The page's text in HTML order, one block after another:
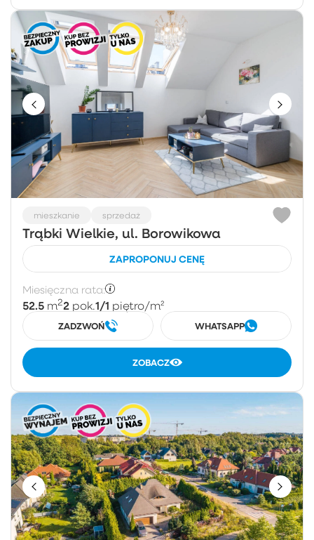
mieszkanie sprzedaż
Trąbki Wielkie, ul. Borowikowa
ZAPROPONUJ CENĘ
Miesięczna rata:
52.5 m22 pok.1/1 piętro/m²
ZADZWOŃ WHATSAPP
ZOBACZ